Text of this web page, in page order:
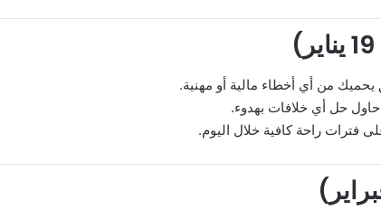
من أي أخطاء مالية أو مهنية.
حاول حل أي خلافات بهدوء.
فترات راحة كافية خلال اليوم.